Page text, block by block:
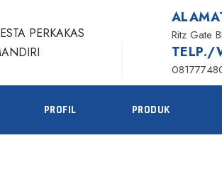
Ritz Gate
TELP./
PROFIL PRODUK